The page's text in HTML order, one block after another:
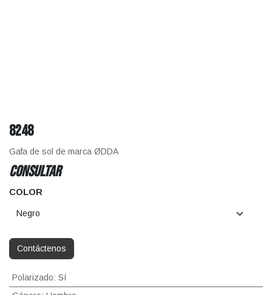
8248
Gafa de sol de marca ØDDA
CONSULTAR
COLOR
Contáctenos
Polarizado: Sí